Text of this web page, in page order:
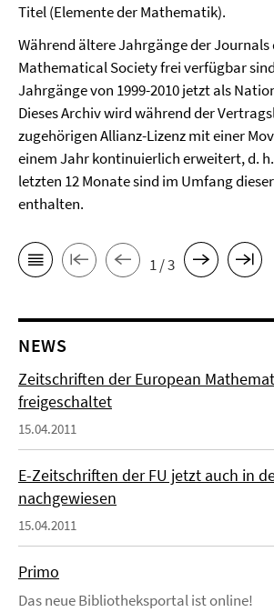
Titel (Elemente der Mathematik).
Während ältere Jahrgänge der Journals
Mathematical Society frei verfügbar
Jahrgänge von 1999-2010 jetzt als
Dieses Archiv wird während der
zugehörigen Allianz-Lizenz mit einer
einem Jahr kontinuierlich erweitert, d.
letzten 12 Monate sind im Umfang
enthalten.
1 / 3
NEWS
Zeitschriften der European
freigeschaltet
15.04.2011
E-Zeitschriften der FU jetzt auch in
nachgewiesen
15.04.2011
Primo
Das neue Bibliotheksportal ist online!